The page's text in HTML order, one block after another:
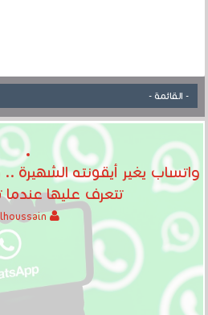
واتساب يغير أيقونته الشهيرة
تتعرف عليها عندما